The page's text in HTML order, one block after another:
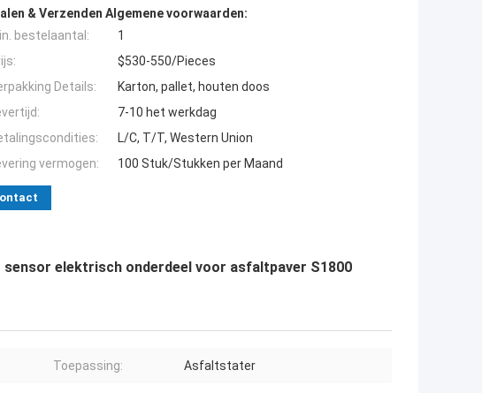
& Verzenden Algemene voorwaarden:
bestelaantal:
1
$530-550/Pieces
Details:
Karton, pallet, houten doos
7-10 het werkdag
L/C, T/T, Western Union
vermogen:
100 Stuk/Stukken per Maand
elektrisch onderdeel voor asfaltpaver S1800
Toepassing: Asfaltstater